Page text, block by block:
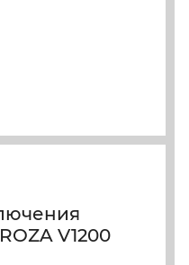
V1200